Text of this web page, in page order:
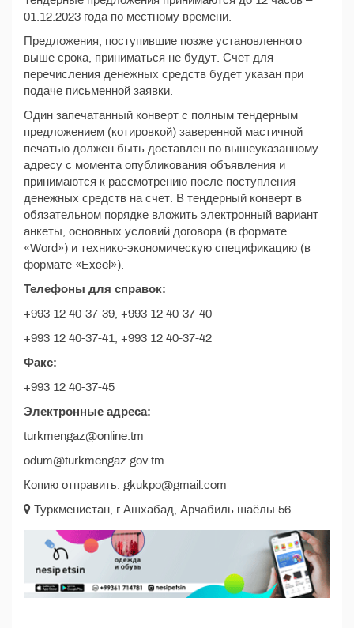
01.12.2023 года по местному времени.
Предложения, поступившие позже установленного
выше срока, приниматься не будут. Счет для
перечисления денежных средств будет указан при
подаче письменной заявки.
Один запечатанный конверт с полным тендерным
предложением (котировкой) заверенной мастичной
печатью должен быть доставлен по вышеуказанному
адресу с момента опубликования объявления и
принимаются к рассмотрению после поступления
денежных средств на счет. В тендерный конверт в
обязательном порядке вложить электронный вариант
анкеты, основных условий договора (в формате
«Word») и технико-экономическую спецификацию (в
формате «Excel»).
Телефоны для справок:
+993 12 40-37-39, +993 12 40-37-40
+993 12 40-37-41, +993 12 40-37-42
Факс:
+993 12 40-37-45
Электронные адреса:
turkmengaz@online.tm
odum@turkmengaz.gov.tm
Копию отправить: gkukpo@gmail.com
Туркменистан, г.Ашхабад, Арчабиль шаёлы 56